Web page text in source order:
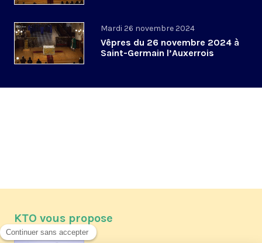
Mardi 26 novembre 2024
Vêpres du 26 novembre 2024 à
Saint-Germain l’Auxerrois
KTO vous propose